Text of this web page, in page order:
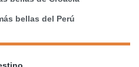
bellas del Perú